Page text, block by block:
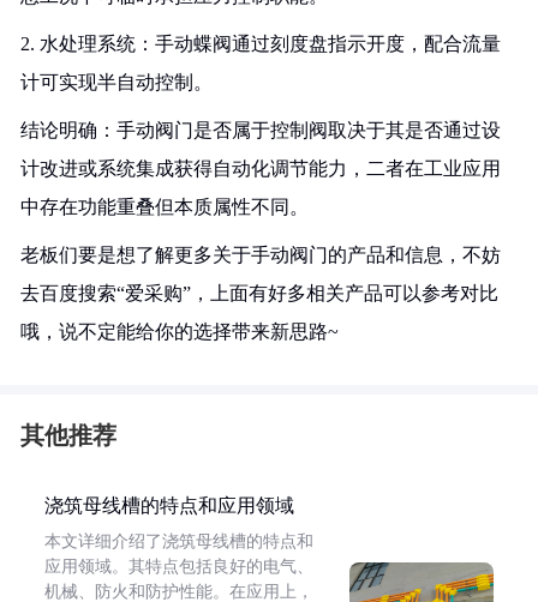
2. 水处理系统：手动蝶阀通过刻度盘指示开度，配合流量
计可实现半自动控制。
结论明确：手动阀门是否属于控制阀取决于其是否通过设
计改进或系统集成获得自动化调节能力，二者在工业应用
中存在功能重叠但本质属性不同。
老板们要是想了解更多关于手动阀门的产品和信息，不妨
去百度搜索“爱采购”，上面有好多相关产品可以参考对比
哦，说不定能给你的选择带来新思路~
其他推荐
浇筑母线槽的特点和应用领域
本文详细介绍了浇筑母线槽的特点和
应用领域。其特点包括良好的电气、
机械、防火和防护性能。在应用上，